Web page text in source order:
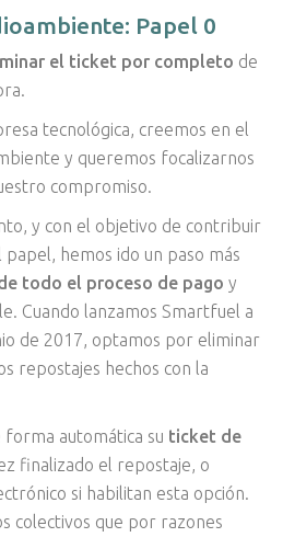
Papel 0
el ticket por completo de
tecnológica, creemos en el
y queremos focalizarnos
compromiso.
y con el objetivo de contribuir
papel, hemos ido un paso más
todo el proceso de pago y
Cuando lanzamos Smartfuel a
de 2017, optamos por eliminar
repostajes hechos con la
forma automática su ticket de
finalizado el repostaje, o
si habilitan esta opción.
colectivos que por razones